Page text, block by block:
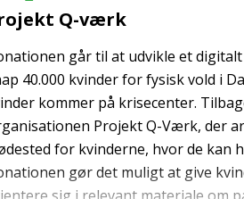
Q-værk
går til at udvikle et
40.000 kvinder for fysisk vold i
kommer på krisecenter.
Projekt Q-Værk, der
for kvinderne, hvor de kan
gør det muligt at give
sig i relevant materiale om